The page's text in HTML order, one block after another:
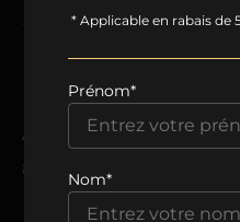
Accueil
Projet
ADRESSE
8205, avenue du Cirque,
Montréal, QC H1Z 0B5
* Applicable en rabais de
Prénom*
Nom*